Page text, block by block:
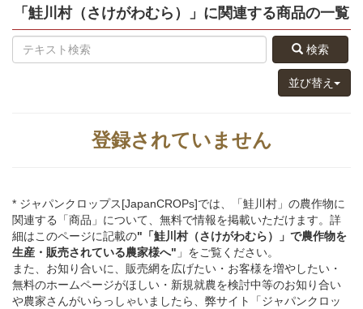
「鮭川村（さけがわむら）」 に関連する商品の一覧
検索
並び替え
登録されていません
* ジャパンクロップス[JapanCROPs]では、「鮭川村」の農作物に
関連する「商品」について、無料で情報を掲載いただけます。詳
細はこのページに記載の"「鮭川村（さけがわむら）」 で農作物を
生産・販売されている農家様へ" 」をご覧ください。
また、お知り合いに、販売網を広げたい・お客様を増やしたい・
無料のホームページがほしい・新規就農を検討中等のお知り合い
や農家さんがいらっしゃいましたら、弊サイト「ジャパンクロッ